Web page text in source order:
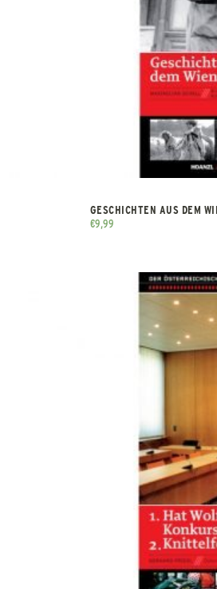
GESCHICHTEN AUS DEM
€9,99